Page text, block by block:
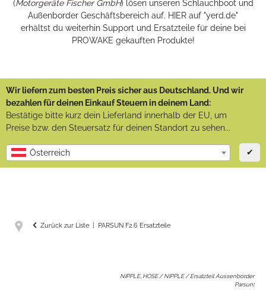
(Motorgeräte Fischer GmbH) lösen unseren Schlauchboot und
Außenborder Geschäftsbereich auf. HIER auf "yerd.de"
erhältst du weiterhin Support und Ersatzteile für deine bei
PROWAKE gekauften Produkte!
Wir liefern zum besten Preis sicher aus Deutschland. Und wir
bezahlen für deinen Einkauf Steuern in deinem Land:
Bestätige bitte kurz dein Lieferland innerhalb der EU, um
Preise bzw. den Steuersatz für deinen Standort zu sehen...
Österreich ✔
Zurück zur Liste PARSUN F2.6 Ersatzteile
NIPPLE, HOSE / NIPPLE / Ersatzteil Aussenborder
Parsun: